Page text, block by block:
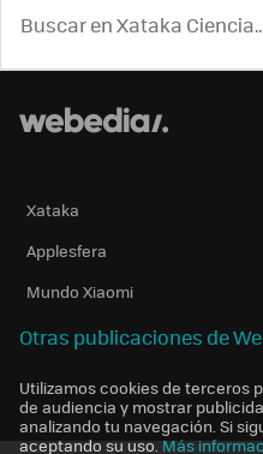
Xataka
Applesfera
Mundo Xiaomi
Otras publicaciones de
Utilizamos cookies de terceros
de audiencia y mostrar
analizando tu navegación. Si
aceptando su uso. Más